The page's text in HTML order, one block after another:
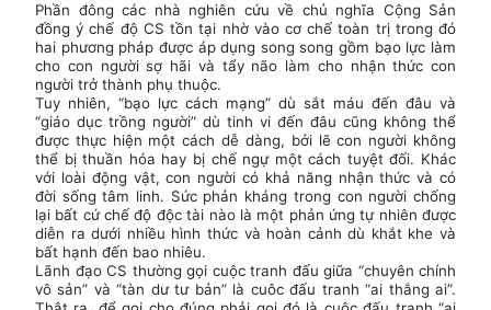
Phần đông các nhà nghiên cứu về chủ nghĩa Cộng Sản
đồng ý chế độ CS tồn tại nhờ vào cơ chế toàn trị trong đó
hai phương pháp được áp dụng song song gồm bạo lực làm
cho con người sợ hãi và tẩy não làm cho nhận thức con
người trở thành phụ thuộc.
Tuy nhiên, “bạo lực cách mạng” dù sắt máu đến đâu và
“giáo dục trồng người” dù tinh vi đến đâu cũng không thể
được thực hiện một cách dễ dàng, bởi lẽ con người không
thể bị thuần hóa hay bị chế ngự một cách tuyệt đối. Khác
với loài động vật, con người có khả năng nhận thức và có
đời sống tâm linh. Sức phản kháng trong con người chống
lại bất cứ chế độ độc tài nào là một phản ứng tự nhiên được
diễn ra dưới nhiều hình thức và hoàn cảnh dù khắt khe và
bất hạnh đến bao nhiêu.
Lãnh đạo CS thường gọi cuộc tranh đấu giữa “chuyên chính
vô sản” và “tàn dư tư bản” là cuôc đấu tranh “ai thắng ai”.